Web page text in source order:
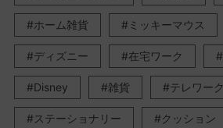
ホーム雑貨 ミッキーマウス
ディズニー 在宅ワーク
Disney 雑貨 テレワーク
ステーショナリー クッション